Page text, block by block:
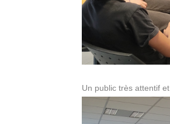
Un public très attentif